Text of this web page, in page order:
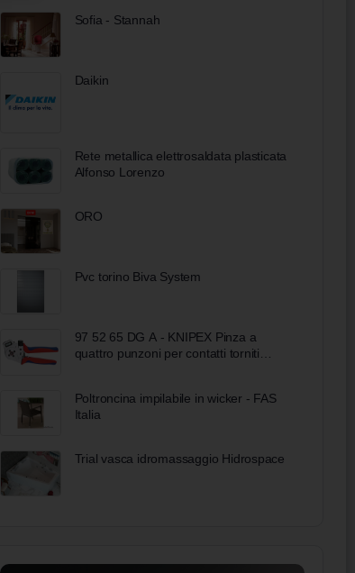
Sofia - Stannah
Daikin
Rete metallica elettrosaldata plasticata
Alfonso Lorenzo
ORO
Pvc torino Biva System
97 52 65 DG A - KNIPEX Pinza a
quattro punzoni per contatti torniti
Poltroncina impilabile in wicker - FAS
Italia
Trial vasca idromassaggio Hidrospace